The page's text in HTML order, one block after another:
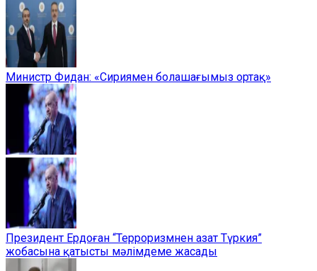
Министр Фидан: «Сириямен болашағымыз ортақ»
Президент Ердоған “Терроризмнен азат Түркия”
жобасына қатысты мәлімдеме жасады